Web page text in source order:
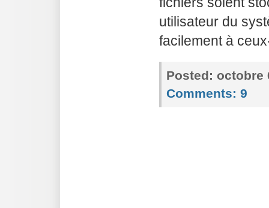
utilisateur du
facilement à
Posted: octobre
Comments: 9